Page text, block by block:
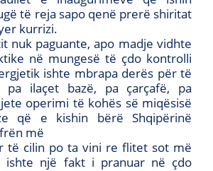
të reja sapo qenë prerë shiritat
kurrizi.
nuk paguante, apo madje vidhte
në mungesë të çdo kontrolli
ishte mbrapa derës për të
pa ilaçet bazë, pa çarçafë, pa
operimi të kohës së miqësisë
që e kishin bërë Shqipërinë
më
të cilin po ta vini re flitet sot më
ishte një fakt i pranuar në çdo